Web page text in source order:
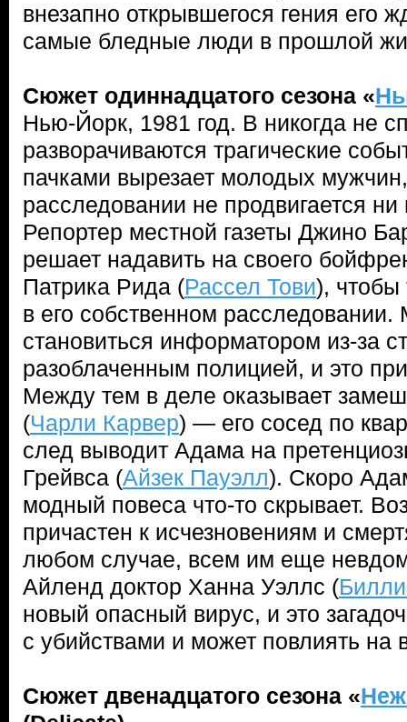
внезапно открывшегося гения его
самые бледные люди в прошлой
Сюжет одиннадцатого сезона «
Нью-Йорк, 1981 год. В никогда не
разворачиваются трагические
пачками вырезает молодых
расследовании не продвигается
Репортер местной газеты Джино
решает надавить на своего
Патрика Рида (Рассел Тови), чтобы
в его собственном расследовании.
становиться информатором из-за
разоблаченным полицией, и это
Между тем в деле оказывает
(Чарли Карвер) — его сосед по
след выводит Адама на
Грейвса (Айзек Пауэлл). Скоро
модный повеса что-то скрывает.
причастен к исчезновениям и
любом случае, всем им еще
Айленд доктор Ханна Уэллс (
новый опасный вирус, и это
с убийствами и может повлиять на
Сюжет двенадцатого сезона «